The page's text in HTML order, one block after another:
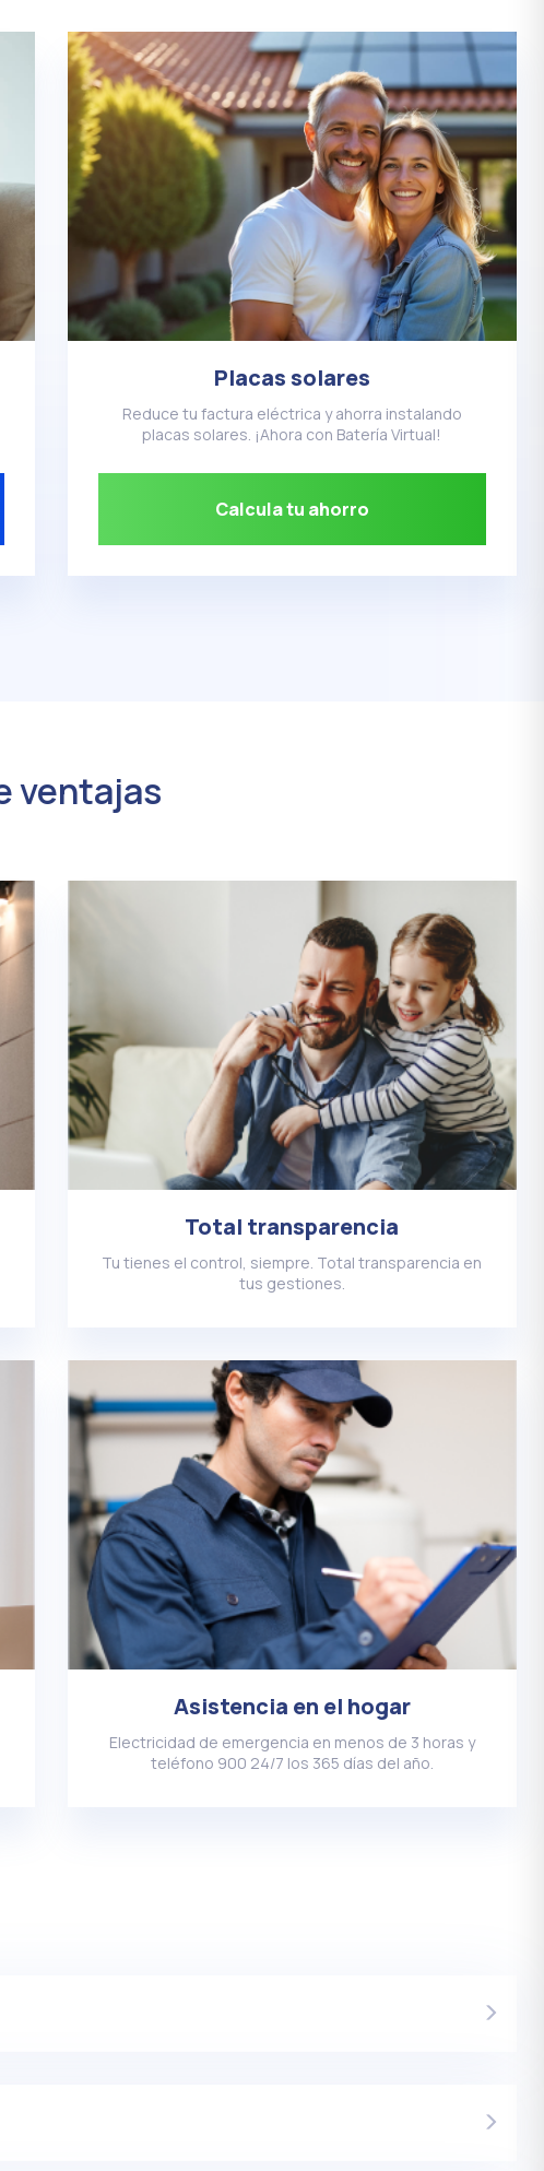
Placas solares
Reduce tu factura eléctrica y ahorra instalando
placas solares. ¡Ahora con Batería Virtual!
Calcula tu ahorro
ventajas
Total transparencia
Tu tienes el control, siempre. Total transparencia en
tus gestiones.
Asistencia en el hogar
Electricidad de emergencia en menos de 3 horas y
teléfono 900 24/7 los 365 días del año.